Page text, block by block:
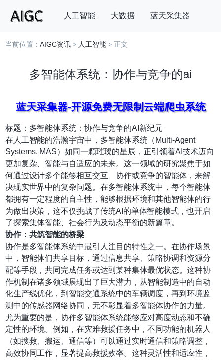
人工智能 大数据 蓝天采集器
搜索
当前位置：AIGC资讯 > 人工智能 > 正文
多智能体系统：协作与竞争的ai
蓝天采集器-开源免费无限制云端爬虫系统
标题：多智能体系统：协作与竞争的AI新纪元
在人工智能的浩瀚宇宙中，多智能体系统（Multi-Agent
Systems, MAS）如同一颗璀璨的星辰，正引领着AI技术迈向
更加复杂、智能与自适应的未来。这一领域的研究聚焦于如
何通过设计多个能够相互交互、协作或竞争的智能体，来解
决现实世界中的复杂问题。在多智能体系统中，每个智能体
都拥有一定程度的自主性，能够根据环境和其他智能体的行
为做出决策，这不仅挑战了传统AI的单体智能模式，也开启
了探索集体智能、社会行为及动态平衡的新篇章。
协作：共筑智能的桥梁
协作是多智能体系统中最引人注目的特性之一。在协作场景
中，智能体们共享目标，通过信息共享、策略协调和资源分
配等手段，共同完成任务或达到某种集体最优状态。这种协
作机制在诸多领域展现出了巨大潜力，从智能制造中的自动
化生产线优化，到智能交通系统中的车辆调度，再到环境监
测中的传感器网络协同，无不彰显着多智能体协作的力量。
尤为重要的是，协作多智能体系统能够应对高度动态和不确
定性的环境。例如，在灾难救援任务中，不同功能的机器人
（如搜救、搬运、通信等）可以通过实时通信和策略调整，
高效协同工作，显著提高救援效率。这种灵活性和适应性，